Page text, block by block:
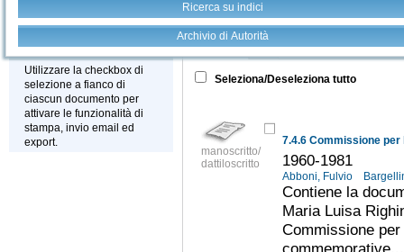
Ricerca su indici
Archivio di Autorità
Stampa - Email - Export
Utilizzare la checkbox di
selezione a fianco di
ciascun documento per
attivare le funzionalità di
stampa, invio email ed
export.
Tutto +
Seleziona/Deseleziona tutto
manoscritto/
dattiloscritto
1960-1981
Abboni, Fulvio
Contiene la
Maria Luisa
Commissione